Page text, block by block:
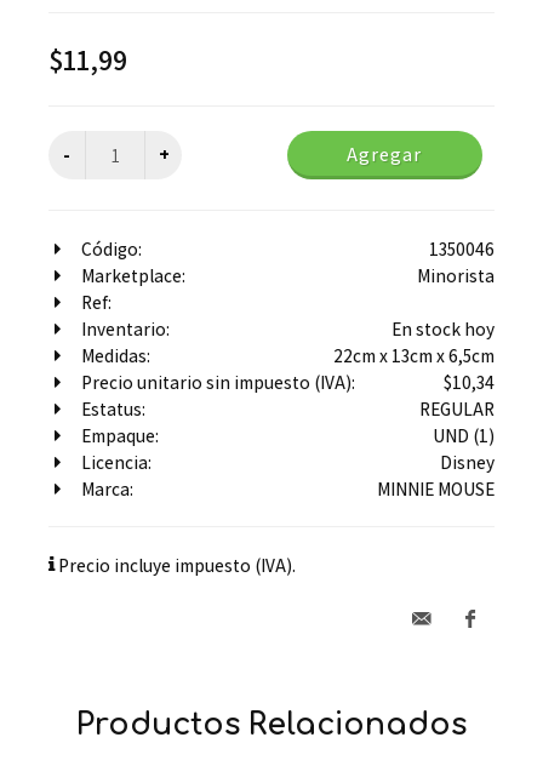
$11,99
Agregar
Código:
1350046
Marketplace:
Minorista
Ref:
Inventario:
En stock hoy
Medidas:
22cm x 13cm x 6,5cm
Precio unitario sin impuesto (IVA):
$10,34
Estatus:
REGULAR
Empaque:
UND (1)
Licencia:
Disney
Marca:
MINNIE MOUSE
Precio incluye impuesto (IVA).
Productos Relacionados